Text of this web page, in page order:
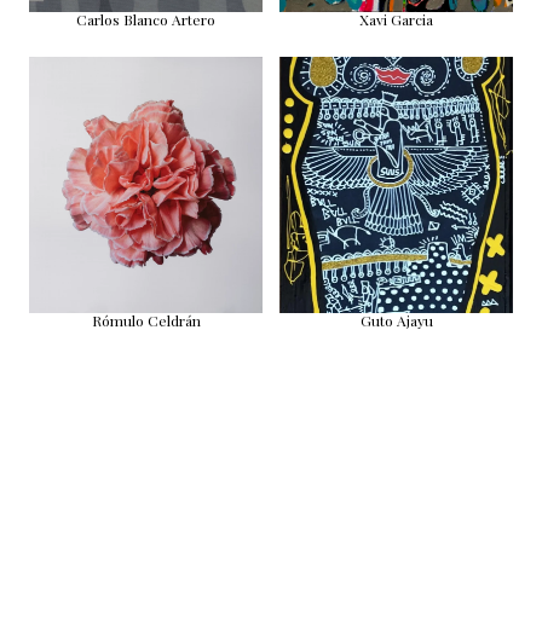
Carlos Blanco Artero Xavi Garcia
Rómulo Celdrán Guto Ajayu